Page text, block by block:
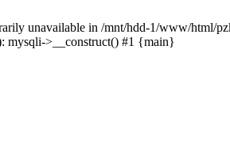
unavailable in /mnt/hdd-1/www/html/
mysqli->__construct() #1 {main}